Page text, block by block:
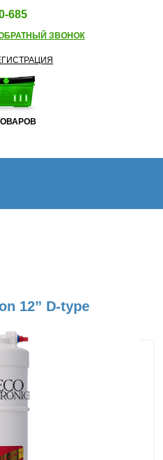
685
ЗВОНОК
12” D-type